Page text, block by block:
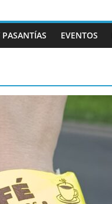
PASANTÍAS EVENTOS